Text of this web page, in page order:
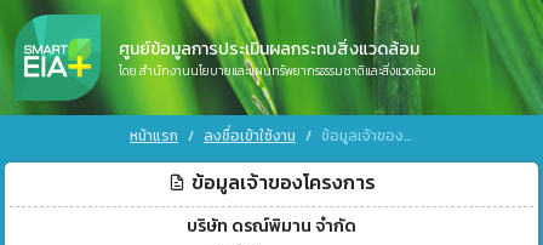
ศูนย์ข้อมูลการประเมินผลกระทบสิ่งแวดล้อม
โดย สำนักงานนโยบายและแผนทรัพยากรธรรมชาติและสิ่งแวดล้อม
หน้าแรก ลงชื่อเข้าใช้งาน ข้อมูลเจ้าของโครงการ
ข้อมูลเจ้าของโครงการ
บริษัท ดรณ์พิมาน จำกัด